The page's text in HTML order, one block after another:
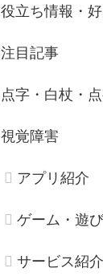
役立ち情報・
注目記事
点字・白杖・
視覚障害
アプリ紹介
ゲーム・遊び
サービス紹介